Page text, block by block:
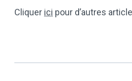
Cliquer ici pour d’autres